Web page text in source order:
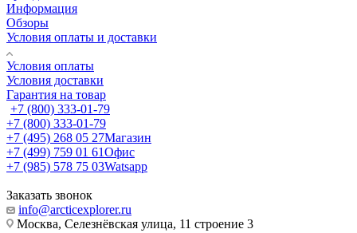
Информация
Обзоры
Условия оплаты и доставки
Условия оплаты
Условия доставки
Гарантия на товар
+7 (800) 333-01-79
+7 (800) 333-01-79
+7 (495) 268 05 27Магазин
+7 (499) 759 01 61Офис
+7 (985) 578 75 03Watsapp
Заказать звонок
info@arcticexplorer.ru
Москва, Селезнёвская улица, 11 строение 3